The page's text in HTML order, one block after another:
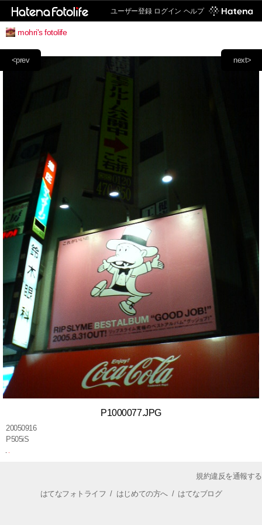
ユーザー登録 ログイン ヘルプ
mohri's fotolife
next>
<prev
P1000077.JPG
20050916
P505iS
規約違反を通報する
はてなフォトライフ / はじめての方へ/ はてなブログ